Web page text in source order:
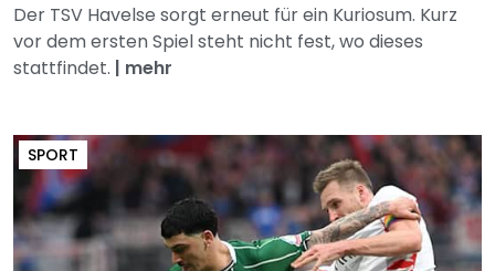
Der TSV Havelse sorgt erneut für ein Kuriosum. Kurz
vor dem ersten Spiel steht nicht fest, wo dieses
stattfindet. | mehr
SPORT